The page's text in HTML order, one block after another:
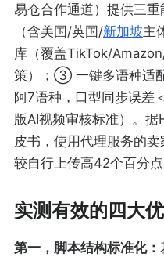
易仓合作通道）提供三
（含美国/英国/新加坡主
库（覆盖TikTok/
策）；③ 一键多语种适
阿7语种，口型同步误差
版AI视频审核标准）。
皮书，使用代理服务的卖
较自行上传高42个百分点
实测有效的四大
第一，脚本结构标准化：